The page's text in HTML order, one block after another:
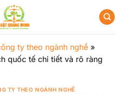
ty theo ngành nghề »
quốc tế chi tiết và rõ ràng
TY THEO NGÀNH NGHỀ